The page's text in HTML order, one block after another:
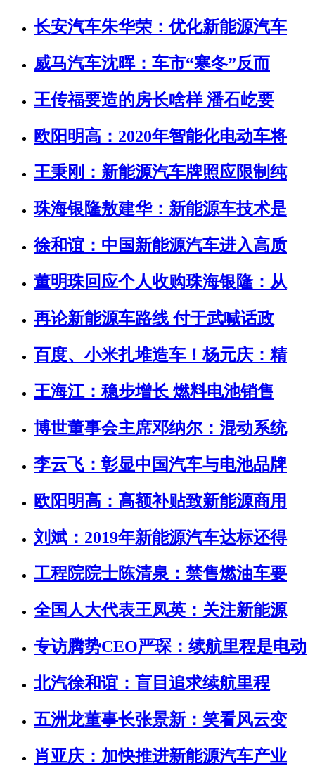
长安汽车朱华荣：优化新能源汽车
威马汽车沈晖：车市“寒冬”反而
王传福要造的房长啥样 潘石屹要
欧阳明高：2020年智能化电动车将
王秉刚：新能源汽车牌照应限制纯
珠海银隆敖建华：新能源车技术是
徐和谊：中国新能源汽车进入高质
董明珠回应个人收购珠海银隆：从
再论新能源车路线 付于武喊话政
百度、小米扎堆造车！杨元庆：精
王海江：稳步增长 燃料电池销售
博世董事会主席邓纳尔：混动系统
李云飞：彰显中国汽车与电池品牌
欧阳明高：高额补贴致新能源商用
刘斌：2019年新能源汽车达标还得
工程院院士陈清泉：禁售燃油车要
全国人大代表王凤英：关注新能源
专访腾势CEO严琛：续航里程是电动
北汽徐和谊：盲目追求续航里程
五洲龙董事长张景新：笑看风云变
肖亚庆：加快推进新能源汽车产业